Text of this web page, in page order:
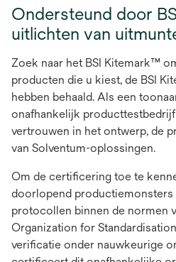
Ondersteund door
uitlichten van
Zoek naar het BSI Kitemark™
producten die u kiest, de BSI
hebben behaald. Als een
onafhankelijk producttestbedrijf
vertrouwen in het ontwerp, de
van Solventum-oplossingen.
Om de certificering toe te
doorlopend productiemonsters
protocollen binnen de normen
Organization for
verificatie onder nauwkeurige